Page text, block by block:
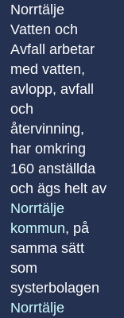
Norrtälje
Vatten och
Avfall arbetar
med vatten,
avlopp, avfall
och
återvinning,
har omkring
160 anställda
och ägs helt av
Norrtälje
kommun, på
samma sätt
som
systerbolagen
Norrtälje